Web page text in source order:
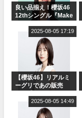
良い品揃え！櫻坂46
12thシングル『Make
ャルグッズ絶賛販売
【櫻坂46】リアルミ
ーグリであの販売
Break』オフィシャ
ルグッズ解禁
2025-08-05 17:19
2025-08-05 14:49